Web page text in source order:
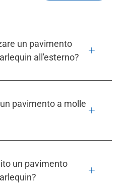
un pavimento
all'esterno?
pavimento a molle
un pavimento